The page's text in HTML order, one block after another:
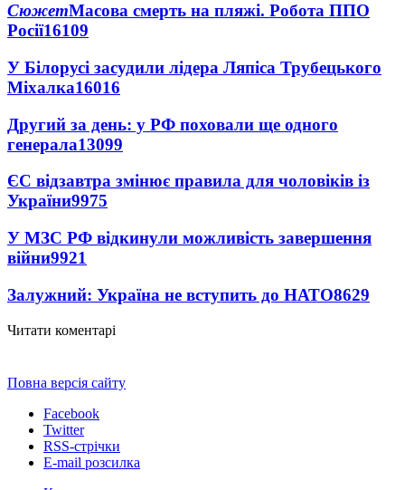
СюжетМасова смерть на пляжі. Робота ППО
Росії16109
У Білорусі засудили лідера Ляпіса Трубецького
Міхалка16016
Другий за день: у РФ поховали ще одного
генерала13099
ЄС відзавтра змінює правила для чоловіків із
України9975
У МЗС РФ відкинули можливість завершення
війни9921
Залужний: Україна не вступить до НАТО8629
Читати коментарі
Повна версія сайту
Facebook
Twitter
RSS-стрічки
E-mail розсилка